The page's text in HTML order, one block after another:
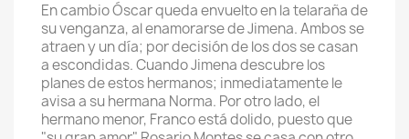
En cambio Óscar queda envuelto en la telaraña de
su venganza, al enamorarse de Jimena. Ambos se
atraen y un día; por decisión de los dos se casan
a escondidas. Cuando Jimena descubre los
planes de estos hermanos; inmediatamente le
avisa a su hermana Norma. Por otro lado, el
hermano menor, Franco está dolido, puesto que